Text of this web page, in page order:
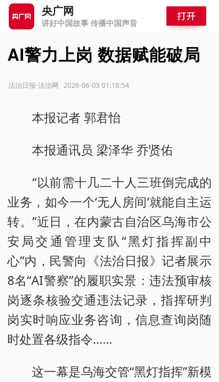
央广网
讲好中国故事 传播中国声音
AI警力上岗 数据赋能破局
2026-06-03 01:18:54
法治日报-法治网
本报记者 郭君怡
本报通讯员 梁泽华 乔贤佑
“以前需十几二十人三班倒完成的
业务，如今一个‘无人房间’就能自主运
转。”近日，在内蒙古自治区乌海市公
安局交通管理支队“黑灯指挥副中
心”内，民警向《法治日报》记者展示
8名“AI警察”的履职实景：违法预审核
岗逐条核验交通违法记录，指挥研判
岗实时响应业务咨询，信息查询岗随
时处置各级指令……
这一幕是乌海交管“黑灯指挥”新模